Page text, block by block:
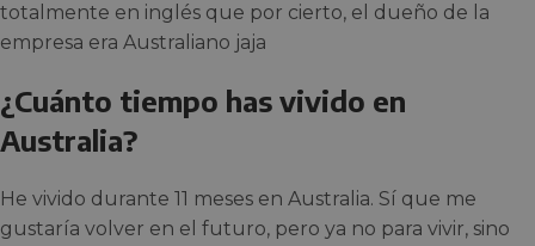
totalmente en inglés que por cierto, el dueño de la
empresa era Australiano jaja
¿Cuánto tiempo has vivido en
Australia?
He vivido durante 11 meses en Australia. Sí que me
gustaría volver en el futuro, pero ya no para vivir, sino